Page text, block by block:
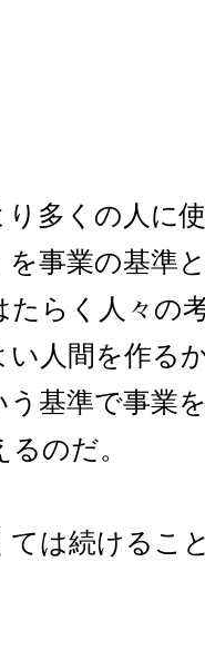
多くの人に
事業の基準
たらく人々の
人間を作る
基準で事業
のだ。
ては続けるこ